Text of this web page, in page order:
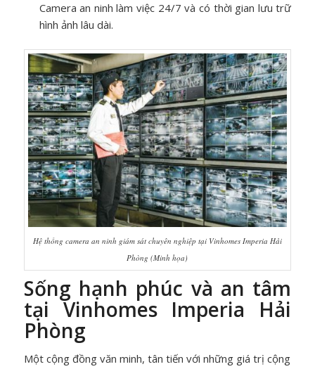
Camera an ninh làm việc 24/7 và có thời gian lưu trữ
hình ảnh lâu dài.
Hệ thống camera an ninh giám sát chuyên nghiệp tại Vinhomes Imperia Hải
Phòng (Minh họa)
Sống hạnh phúc và an tâm
tại Vinhomes Imperia Hải
Phòng
Một cộng đồng văn minh, tân tiến với những giá trị cộng